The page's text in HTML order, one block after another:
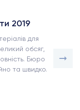
2019
для
обсяг,
Бюро
та швидко.